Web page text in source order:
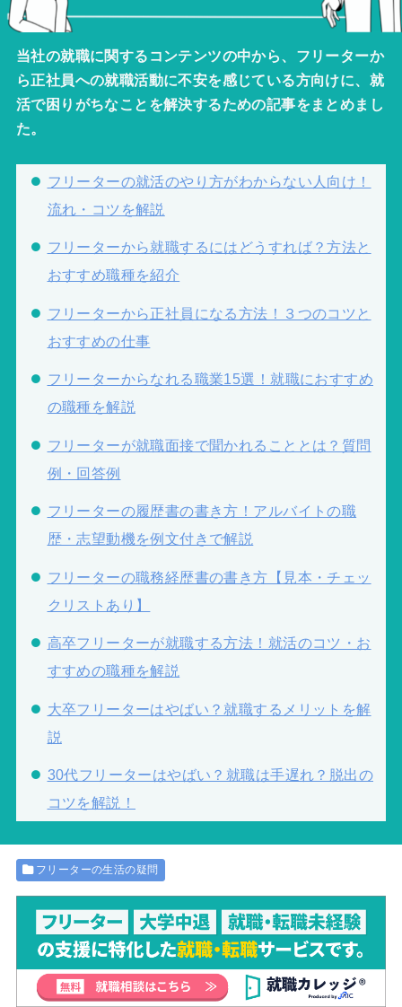
当社の就職に関するコンテンツの中から、フリーターか
ら正社員への就職活動に不安を感じている方向けに、就
活で困りがちなことを解決するための記事をまとめまし
た。
フリーターの就活のやり方がわからない人向け！
流れ・コツを解説
フリーターから就職するにはどうすれば？方法と
おすすめ職種を紹介
フリーターから正社員になる方法！３つのコツと
おすすめの仕事
フリーターからなれる職業15選！就職におすすめ
の職種を解説
フリーターが就職面接で聞かれることとは？質問
例・回答例
フリーターの履歴書の書き方！アルバイトの職
歴・志望動機を例文付きで解説
フリーターの職務経歴書の書き方【見本・チェッ
クリストあり】
高卒フリーターが就職する方法！就活のコツ・お
すすめの職種を解説
大卒フリーターはやばい？就職するメリットを解
説
30代フリーターはやばい？就職は手遅れ？脱出の
コツを解説！
フリーターの生活の疑問